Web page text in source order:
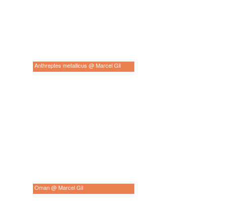
Anthreptes metallicus @ Marcel Gil
Oman @ Marcel Gil